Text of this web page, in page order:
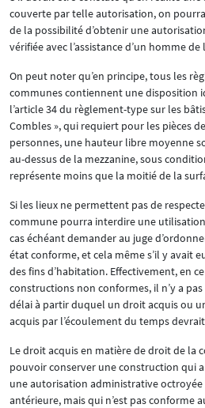
couverte par telle autorisation, on
de la possibilité d’obtenir une
vérifiée avec l’assistance d’un homme de
On peut noter qu’en principe, tous les
communes contiennent une disposition
l’article 34 du règlement-type sur les
Combles », qui requiert pour les pièces
personnes, une hauteur libre moyenne
au-dessus de la mezzanine, sous
représente moins que la moitié de la
Si les lieux ne permettent pas de
commune pourra interdire une
cas échéant demander au juge
état conforme, et cela même s’il y avait
des fins d’habitation. Effectivement, en
constructions non conformes, il n’y a
délai à partir duquel un droit acquis ou
acquis par l’écoulement du temps
Le droit acquis en matière de droit de la
pouvoir conserver une construction qui
une autorisation administrative
antérieure, mais qui n’est pas conforme